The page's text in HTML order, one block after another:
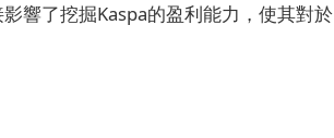
響了挖掘Kaspa的盈利能力，使其對於